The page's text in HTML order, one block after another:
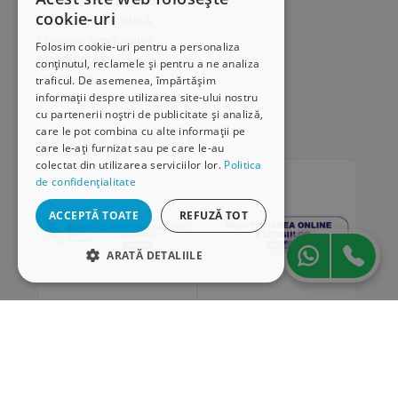
cookie-uri
Folosim cookie-uri pentru a personaliza
conținutul, reclamele și pentru a ne analiza
traficul. De asemenea, împărtășim
informații despre utilizarea site-ului nostru
cu partenerii noștri de publicitate și analiză,
care le pot combina cu alte informații pe
care le-ați furnizat sau pe care le-au
colectat din utilizarea serviciilor lor. Politica
de confidențialitate
ACCEPTĂ TOATE REFUZĂ TOT
ARATĂ DETALIILE
Modalități de plată
Livrarea produselor
SEAP/SICAP
Hartă site
Cariere
Abonare newsletter